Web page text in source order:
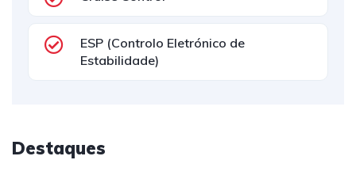
ESP (Controlo Eletrónico de
Estabilidade)
Destaques